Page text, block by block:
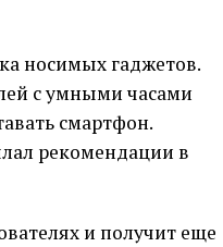
носимых гаджетов.
с умными часами
смартфон.
рекомендации в
и получит еще